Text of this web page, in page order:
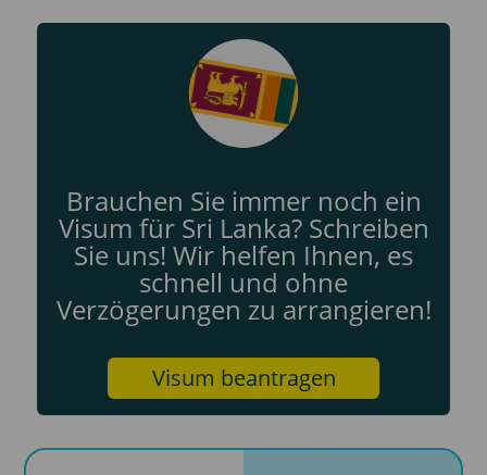
Brauchen Sie immer noch ein
Visum für Sri Lanka? Schreiben
Sie uns! Wir helfen Ihnen, es
schnell und ohne
Verzögerungen zu arrangieren!
Visum beantragen